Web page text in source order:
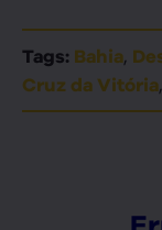
Tags: Bahia,
Cruz da Vitória,